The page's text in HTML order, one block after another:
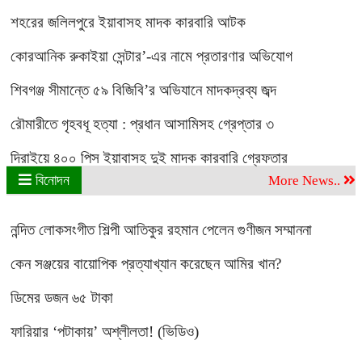
শহরের জলিলপুরে ইয়াবাসহ মাদক কারবারি আটক
কোরআনিক রুকাইয়া সেন্টার’-এর নামে প্রতারণার অভিযোগ
শিবগঞ্জ সীমান্তে ৫৯ বিজিবি’র অভিযানে মাদকদ্রব্য জব্দ
রৌমারীতে গৃহবধূ হত্যা : প্রধান আসামিসহ গ্রেপ্তার ৩
দিরাইয়ে ৪০০ পিস ইয়াবাসহ দুই মাদক কারবারি গ্রেফতার
More News..
বিনোদন
নন্দিত লোকসংগীত শিল্পী আতিকুর রহমান পেলেন গুণীজন সম্মাননা
কেন সঞ্জয়ের বায়োপিক প্রত্যাখ্যান করেছেন আমির খান?
ডিমের ডজন ৬৫ টাকা
ফারিয়ার ‘পটাকায়’ অশ্লীলতা! (ভিডিও)